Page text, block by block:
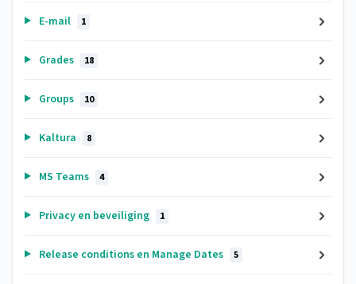
E-mail 1
Grades 18
Groups 10
Kaltura 8
MS Teams 4
Privacy en beveiliging 1
Release conditions en Manage Dates 5